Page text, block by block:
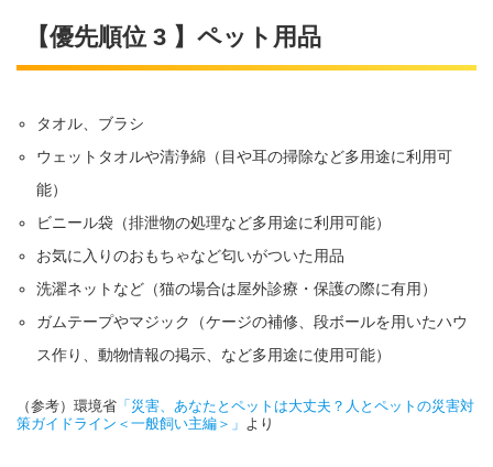
【優先順位 3 】ペット用品
タオル、ブラシ
ウェットタオルや清浄綿（目や耳の掃除など多用途に利用可
能）
ビニール袋（排泄物の処理など多用途に利用可能）
お気に入りのおもちゃなど匂いがついた用品
洗濯ネットなど（猫の場合は屋外診療・保護の際に有用）
ガムテープやマジック（ケージの補修、段ボールを用いたハウ
ス作り、動物情報の掲示、など多用途に使用可能）
（参考）環境省 「災害、あなたとペットは大丈夫？人とペットの災害対
策ガイドライン＜一般飼い主編＞」 より